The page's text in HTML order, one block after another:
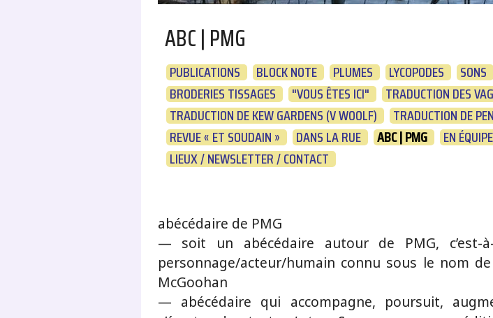
ABC | PMG
PUBLICATIONS BLOCK NOTE PLUMES LYCOPODES SONS
BRODERIES TISSAGES
"VOUS ÊTES ICI"
TRADUCTION DES
TRADUCTION DE KEW GARDENS (V WOOLF)
TRADUCTION DE
REVUE « ET SOUDAIN »
DANS LA RUE ABC | PMG EN ÉQUIPE
LIEUX / NEWSLETTER / CONTACT
abécédaire de PMG
— soit un abécédaire autour de PMG, c’est-
personnage/acteur/humain connu sous le nom
McGoohan
— abécédaire qui accompagne, poursuit,